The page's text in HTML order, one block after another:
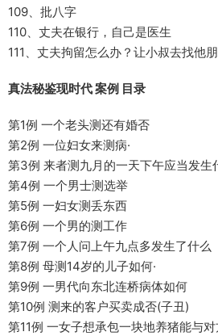
109、批八字
110、丈夫在银行，自己是医生
111、丈夫拘留怎么办？让小叔去找他
真法秘鉴现时代 案例 目录
第1例 一个老头测还有婚否
第2例 一位妇女来测病·
第3例 来者测九月的一天下午应当发生
第4例 一个男士测选举
第5例 一妇女测丢东西
第6例 一个男的测工作
第7例 一个人问上午九点多发生了什么
第8例 母测14岁的儿子如何·
第9例 一男代向东北连桥病体如何
第10例 测来的客户买卖成否(子丑)
第11例 一女子想承包一块地养猪能与